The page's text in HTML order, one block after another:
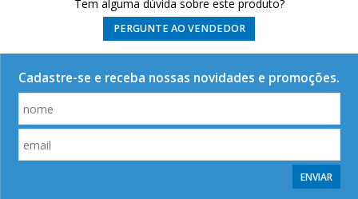
Tem alguma dúvida sobre este produto?
PERGUNTE AO VENDEDOR
Cadastre-se e receba nossas novidades e promoções.
ENVIAR